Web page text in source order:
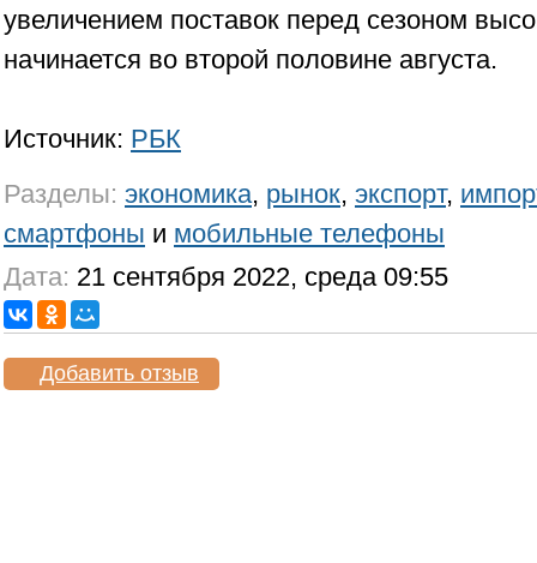
увеличением поставок перед сезоном
начинается во второй половине августа.
Источник: РБК
Разделы: экономика, рынок, экспорт,
смартфоны и мобильные телефоны
Дата: 21 сентября 2022, среда 09:55
Добавить отзыв